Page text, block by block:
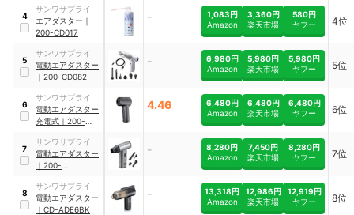
4
サンワサプライ
エアダスター ｜
200-CD017
-
1,083円
Amazon
3,360円
楽天市場
580円
ヤフー
4位
5
サンワサプライ
電動エアダスター
｜ 200-CD082
-
6,980円
Amazon
5,980円
楽天市場
5,980円
ヤフー
5位
6
サンワサプライ
電動エアダスター
充電式 ｜ 200-
4.46
6,480円
Amazon
6,480円
楽天市場
6,480円
ヤフー
6位
7
サンワサプライ
電動エアダスター
｜ 200-
-
8,280円
Amazon
7,450円
楽天市場
8,280円
ヤフー
7位
8
サンワサプライ
電動エアダスター
｜ CD-ADE6BK
-
13,318円
Amazon
12,986円
楽天市場
12,919円
ヤフー
8位